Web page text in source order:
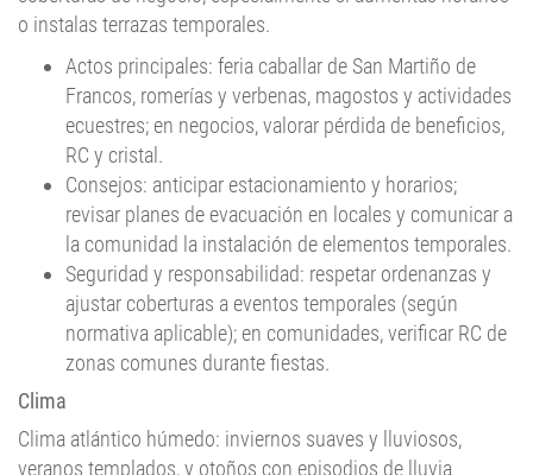
Actos principales: feria caballar de San Martiño de
Francos, romerías y verbenas, magostos y actividades
ecuestres; en negocios, valorar pérdida de beneficios,
RC y cristal.
Consejos: anticipar estacionamiento y horarios;
revisar planes de evacuación en locales y comunicar a
la comunidad la instalación de elementos temporales.
Seguridad y responsabilidad: respetar ordenanzas y
ajustar coberturas a eventos temporales (según
normativa aplicable); en comunidades, verificar RC de
zonas comunes durante fiestas.
Clima atlántico húmedo: inviernos suaves y lluviosos,
veranos templados, y otoños con episodios de lluvia
intensa. La cercanía al litoral y a sistemas frontales justifica